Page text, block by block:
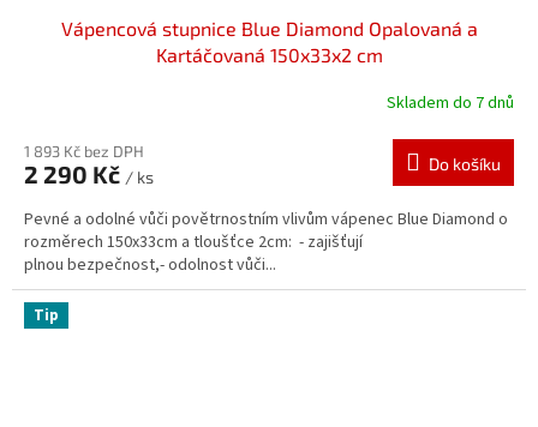
Vápencová stupnice Blue Diamond Opalovaná a
Kartáčovaná 150x33x2 cm
Skladem do 7 dnů
1 893 Kč bez DPH
2 290 Kč / ks
Do košíku
Pevné a odolné vůči povětrnostním vlivům vápenec Blue Diamond o
rozměrech 150x33cm a tloušťce 2cm: - zajišťují
plnou bezpečnost,- odolnost vůči...
Tip